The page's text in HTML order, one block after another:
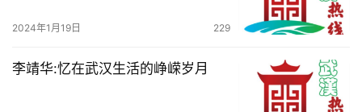
2024年1月19日 229
李靖华:忆在武汉生活的峥嵘岁月